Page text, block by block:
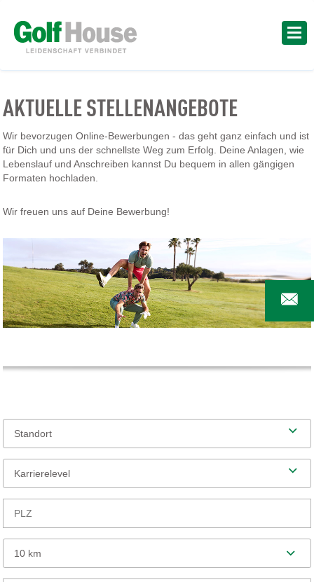
AKTUELLE STELLENANGEBOTE
Wir bevorzugen Online-Bewerbungen - das geht ganz einfach und ist
für Dich und uns der schnellste Weg zum Erfolg. Deine Anlagen, wie
Lebenslauf und Anschreiben kannst Du bequem in allen gängigen
Formaten hochladen.
Wir freuen uns auf Deine Bewerbung!
Standort
Karrierelevel
10 km